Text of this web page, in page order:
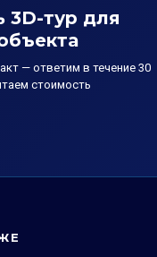
3D-тур для
— ответим в течение 30
стоимость